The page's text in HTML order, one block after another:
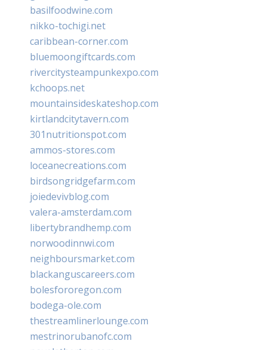
basilfoodwine.com
nikko-tochigi.net
caribbean-corner.com
bluemoongiftcards.com
rivercitysteampunkexpo.com
kchoops.net
mountainsideskateshop.com
kirtlandcitytavern.com
301nutritionspot.com
ammos-stores.com
loceanecreations.com
birdsongridgefarm.com
joiedevivblog.com
valera-amsterdam.com
libertybrandhemp.com
norwoodinnwi.com
neighboursmarket.com
blackanguscareers.com
bolesfororegon.com
bodega-ole.com
thestreamlinerlounge.com
mestrinorubanofc.com